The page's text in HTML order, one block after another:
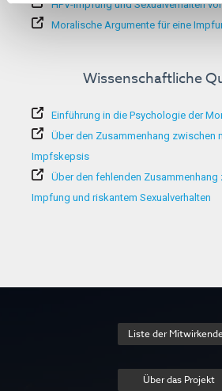
HPV-Impfung und Sexualverhalten
Moralische Argumente für eine
Wissenschaftliche
Einführung in die Psychologie der
Über den Zusammenhang zwischen
Impfskepsis
Über den fehlenden Zusammenhang
Impfung und riskantem Sexualverhalten
Liste der
Über das Projekt